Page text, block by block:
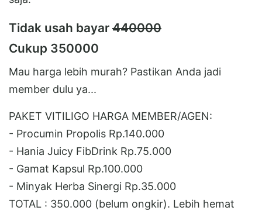
Tidak usah bayar 440000
Cukup 350000
Mau harga lebih murah? Pastikan Anda jadi
member dulu ya...
PAKET VITILIGO HARGA MEMBER/AGEN:
- Procumin Propolis Rp.140.000
- Hania Juicy FibDrink Rp.75.000
- Gamat Kapsul Rp.100.000
- Minyak Herba Sinergi Rp.35.000
TOTAL : 350.000 (belum ongkir). Lebih hemat